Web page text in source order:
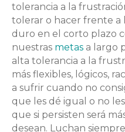
tolerancia a la
tolerar o hacer frente a
duro en el corto plazo
nuestras metas a largo
alta tolerancia a la
más flexibles, lógicos,
a sufrir cuando no
que les dé igual o no
que si persisten será
desean. Luchan